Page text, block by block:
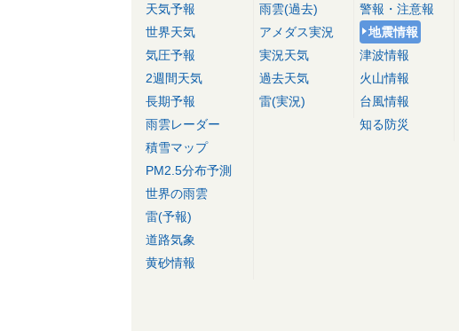
天気予報
世界天気
気圧予報
2週間天気
長期予報
雨雲レーダー
積雪マップ
PM2.5分布予測
世界の雨雲
雷(予報)
道路気象
黄砂情報
雨雲(過去)
アメダス実況
実況天気
過去天気
雷(実況)
警報・注意報
地震情報
津波情報
火山情報
台風情報
知る防災